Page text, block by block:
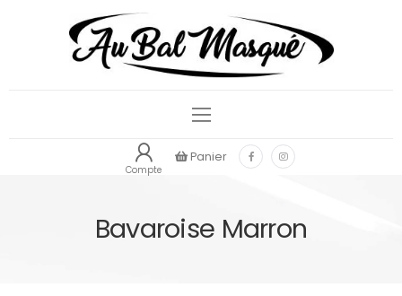
Compte
Panier
Bavaroise Marron